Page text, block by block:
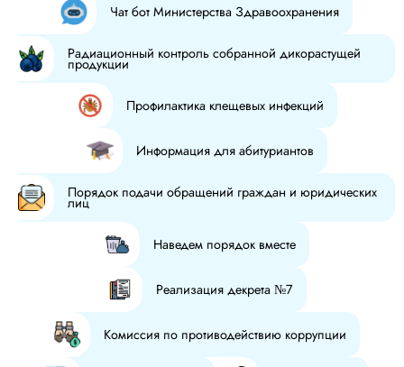
Чат бот Министерства Здравоохранения
Радиационный контроль собранной дикорастущей
продукции
Профилактика клещевых инфекций
Информация для абитуриантов
Порядок подачи обращений граждан и юридических
лиц
Наведем порядок вместе
Реализация декрета №7
Комиссия по противодействию коррупции